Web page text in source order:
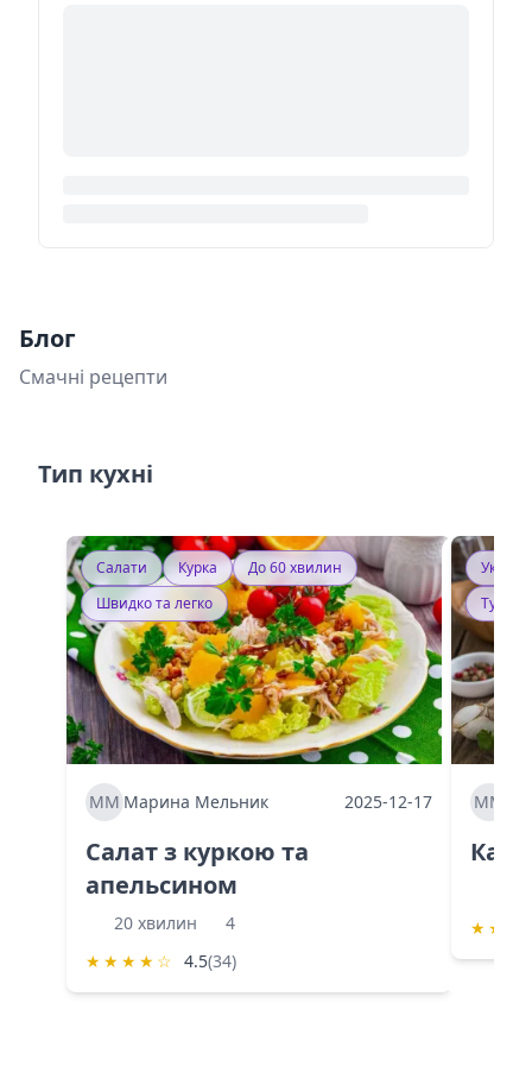
Блог
Смачні рецепти
Тип кухні
Салати Курка
До 60 хвилин
Швидко та легко
ММ Марина Мельник 2025-12-17
Салат з куркою та
апельсином
20 хвилин
4
★ ★ ★ ★ ☆ 4.5(34)
ММ
★ ★